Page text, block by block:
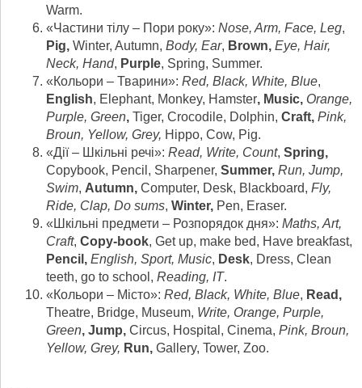
Warm.
«Частини тілу – Пори року»: Nose, Arm, Face, Leg,
Pig, Winter, Autumn, Body, Ear, Brown, Eye, Hair,
Neck, Hand, Purple, Spring, Summer.
«Кольори – Тварини»: Red, Black, White, Blue,
English, Elephant, Monkey, Hamster, Music, Orange,
Purple, Green, Tiger, Crocodile, Dolphin, Craft, Pink,
Broun, Yellow, Grey, Hippo, Cow, Pig.
«Дії – Шкільні речі»: Read, Write, Count, Spring,
Copybook, Pencil, Sharpener, Summer, Run, Jump,
Swim, Autumn, Computer, Desk, Blackboard, Fly,
Ride, Clap, Do sums, Winter, Pen, Eraser.
«Шкільні предмети – Розпорядок дня»: Maths, Art,
Craft, Copy-book, Get up, make bed, Have breakfast,
Pencil, English, Sport, Music, Desk, Dress, Clean
teeth, go to school, Reading, IT.
«Кольори – Місто»: Red, Black, White, Blue, Read,
Theatre, Bridge, Museum, Write, Orange, Purple,
Green, Jump, Circus, Hospital, Cinema, Pink, Broun,
Yellow, Grey, Run, Gallery, Tower, Zoo.